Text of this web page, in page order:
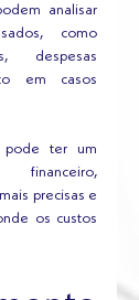
analisar
como
despesas
em casos
pode ter um
financeiro,
precisas e
os custos